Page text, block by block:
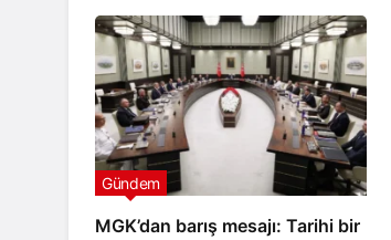
MGK’dan barış mesajı: Tarihi bir
Gündem